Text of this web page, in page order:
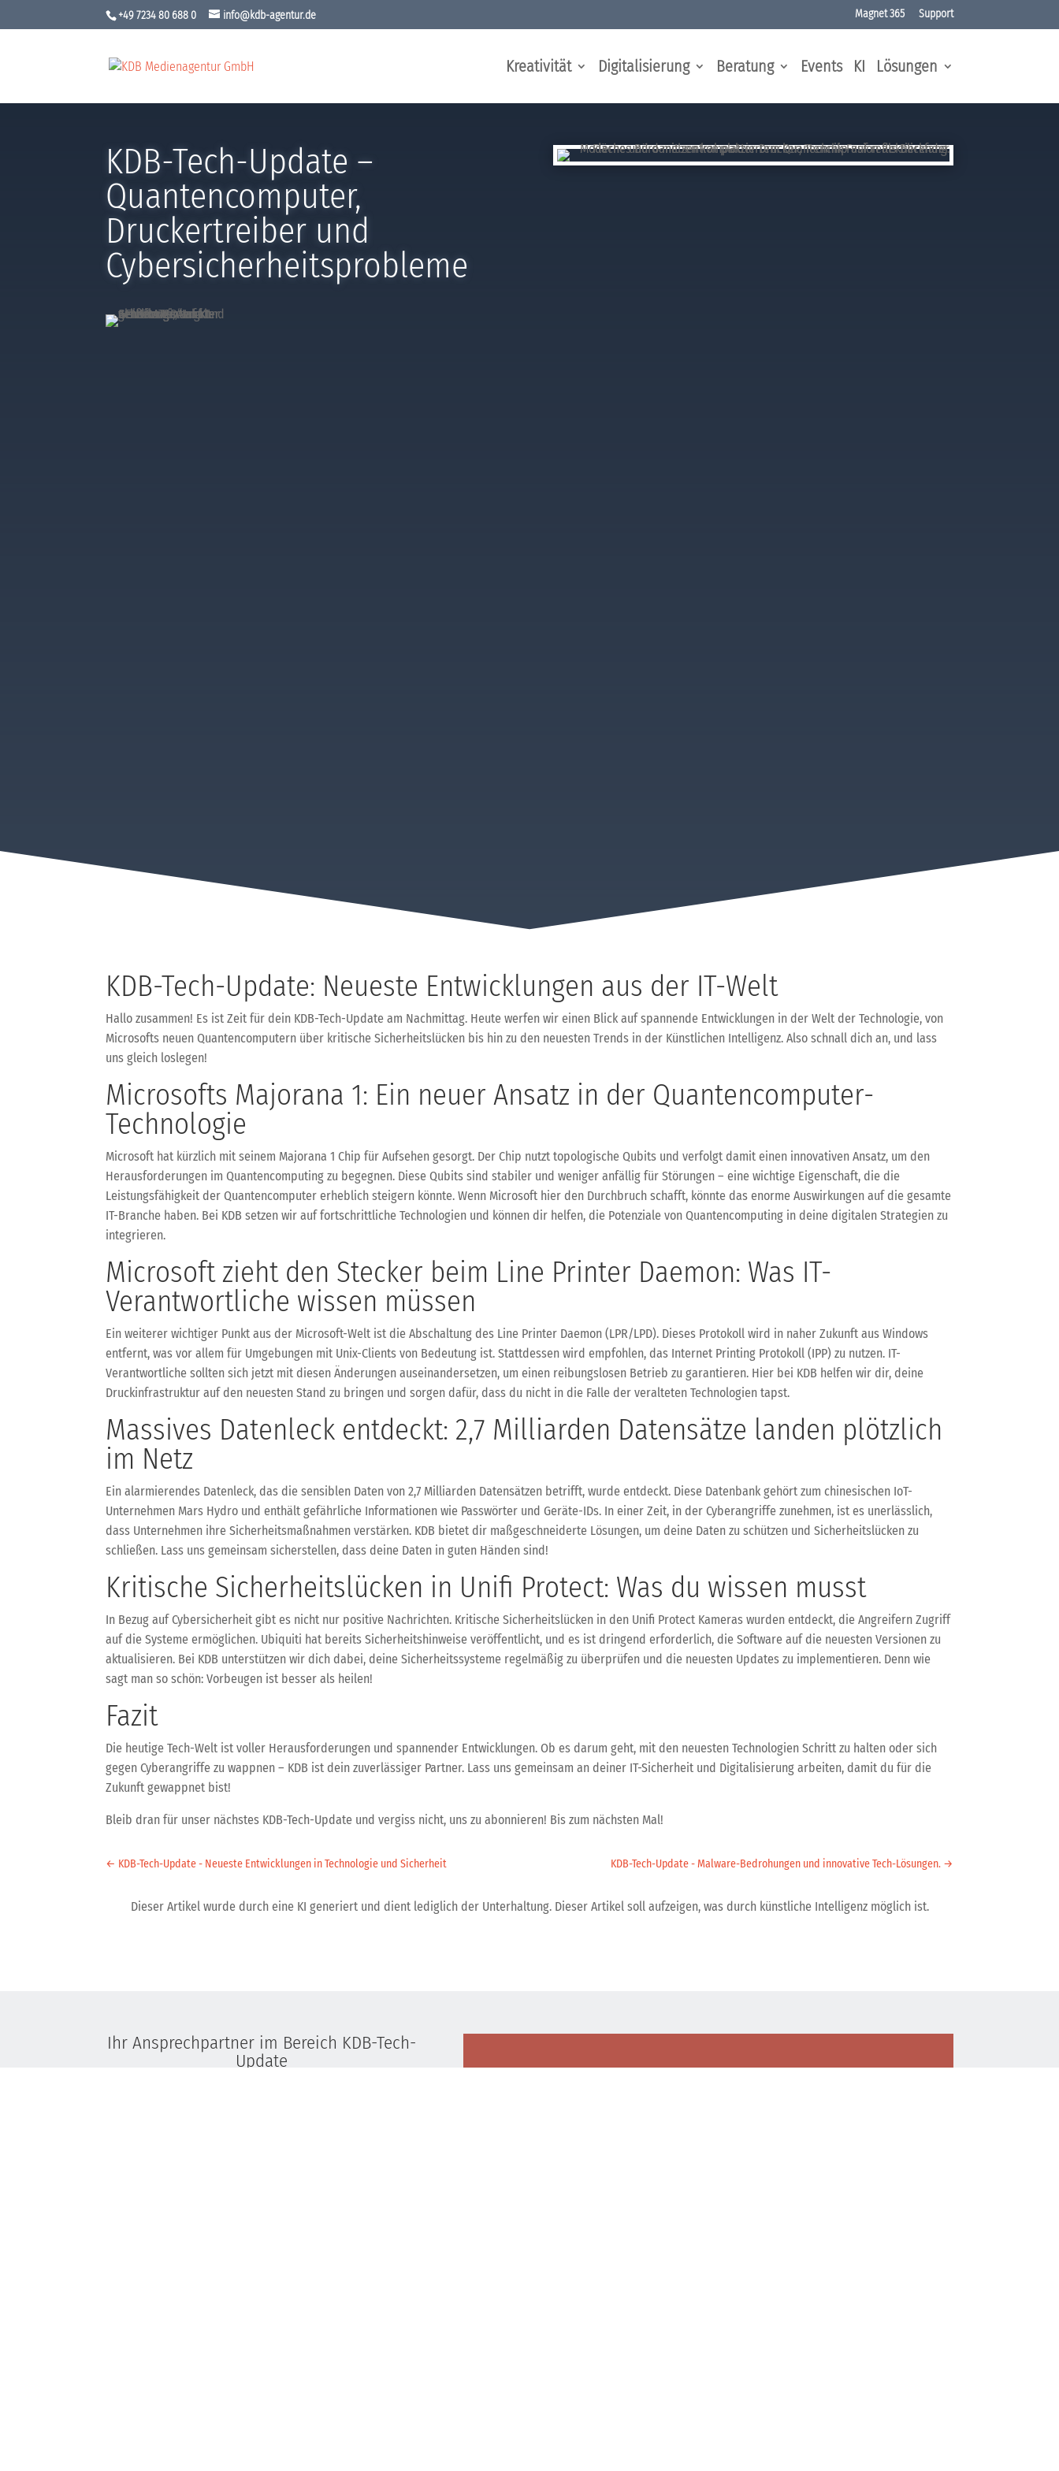
+49 7234 80 688 0 info@kdb-agentur.de Magnet 365 Support
Kreativität Digitalisierung Beratung Events KI Lösungen
KDB-Tech-Update –
Quantencomputer,
Druckertreiber und
Cybersicherheitsprobleme
KDB-Tech-Update: Neueste Entwicklungen aus der IT-Welt
Hallo zusammen! Es ist Zeit für dein KDB-Tech-Update am Nachmittag. Heute werfen wir einen Blick auf spannende Entwicklungen in der Welt der Technologie, von
Microsofts neuen Quantencomputern über kritische Sicherheitslücken bis hin zu den neuesten Trends in der Künstlichen Intelligenz. Also schnall dich an, und lass
uns gleich loslegen!
Microsofts Majorana 1: Ein neuer Ansatz in der Quantencomputer-
Technologie
Microsoft hat kürzlich mit seinem Majorana 1 Chip für Aufsehen gesorgt. Der Chip nutzt topologische Qubits und verfolgt damit einen innovativen Ansatz, um den
Herausforderungen im Quantencomputing zu begegnen. Diese Qubits sind stabiler und weniger anfällig für Störungen – eine wichtige Eigenschaft, die die
Leistungsfähigkeit der Quantencomputer erheblich steigern könnte. Wenn Microsoft hier den Durchbruch schafft, könnte das enorme Auswirkungen auf die gesamte
IT-Branche haben. Bei KDB setzen wir auf fortschrittliche Technologien und können dir helfen, die Potenziale von Quantencomputing in deine digitalen Strategien zu
integrieren.
Microsoft zieht den Stecker beim Line Printer Daemon: Was IT-
Verantwortliche wissen müssen
Ein weiterer wichtiger Punkt aus der Microsoft-Welt ist die Abschaltung des Line Printer Daemon (LPR/LPD). Dieses Protokoll wird in naher Zukunft aus Windows
entfernt, was vor allem für Umgebungen mit Unix-Clients von Bedeutung ist. Stattdessen wird empfohlen, das Internet Printing Protokoll (IPP) zu nutzen. IT-
Verantwortliche sollten sich jetzt mit diesen Änderungen auseinandersetzen, um einen reibungslosen Betrieb zu garantieren. Hier bei KDB helfen wir dir, deine
Druckinfrastruktur auf den neuesten Stand zu bringen und sorgen dafür, dass du nicht in die Falle der veralteten Technologien tapst.
Massives Datenleck entdeckt: 2,7 Milliarden Datensätze landen plötzlich
im Netz
Ein alarmierendes Datenleck, das die sensiblen Daten von 2,7 Milliarden Datensätzen betrifft, wurde entdeckt. Diese Datenbank gehört zum chinesischen IoT-
Unternehmen Mars Hydro und enthält gefährliche Informationen wie Passwörter und Geräte-IDs. In einer Zeit, in der Cyberangriffe zunehmen, ist es unerlässlich,
dass Unternehmen ihre Sicherheitsmaßnahmen verstärken. KDB bietet dir maßgeschneiderte Lösungen, um deine Daten zu schützen und Sicherheitslücken zu
schließen. Lass uns gemeinsam sicherstellen, dass deine Daten in guten Händen sind!
Kritische Sicherheitslücken in Unifi Protect: Was du wissen musst
In Bezug auf Cybersicherheit gibt es nicht nur positive Nachrichten. Kritische Sicherheitslücken in den Unifi Protect Kameras wurden entdeckt, die Angreifern Zugriff
auf die Systeme ermöglichen. Ubiquiti hat bereits Sicherheitshinweise veröffentlicht, und es ist dringend erforderlich, die Software auf die neuesten Versionen zu
aktualisieren. Bei KDB unterstützen wir dich dabei, deine Sicherheitssysteme regelmäßig zu überprüfen und die neuesten Updates zu implementieren. Denn wie
sagt man so schön: Vorbeugen ist besser als heilen!
Fazit
Die heutige Tech-Welt ist voller Herausforderungen und spannender Entwicklungen. Ob es darum geht, mit den neuesten Technologien Schritt zu halten oder sich
gegen Cyberangriffe zu wappnen – KDB ist dein zuverlässiger Partner. Lass uns gemeinsam an deiner IT-Sicherheit und Digitalisierung arbeiten, damit du für die
Zukunft gewappnet bist!
Bleib dran für unser nächstes KDB-Tech-Update und vergiss nicht, uns zu abonnieren! Bis zum nächsten Mal!
← KDB-Tech-Update - Neueste Entwicklungen in Technologie und Sicherheit KDB-Tech-Update - Malware-Bedrohungen und innovative Tech-Lösungen.→
Dieser Artikel wurde durch eine KI generiert und dient lediglich der Unterhaltung. Dieser Artikel soll aufzeigen, was durch künstliche Intelligenz möglich ist.
Ihr Ansprechpartner im Bereich KDB-Tech-
Update